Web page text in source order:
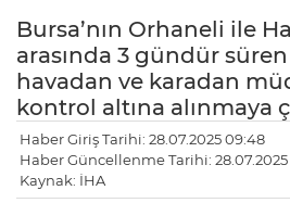
Bursa’nın Orhaneli ile
arasında 3 gündür
havadan ve karadan
kontrol altına alınmaya
Haber Giriş Tarihi: 28.07.2025 09:48
Haber Güncellenme Tarihi: 28.07.2025
Kaynak: İHA